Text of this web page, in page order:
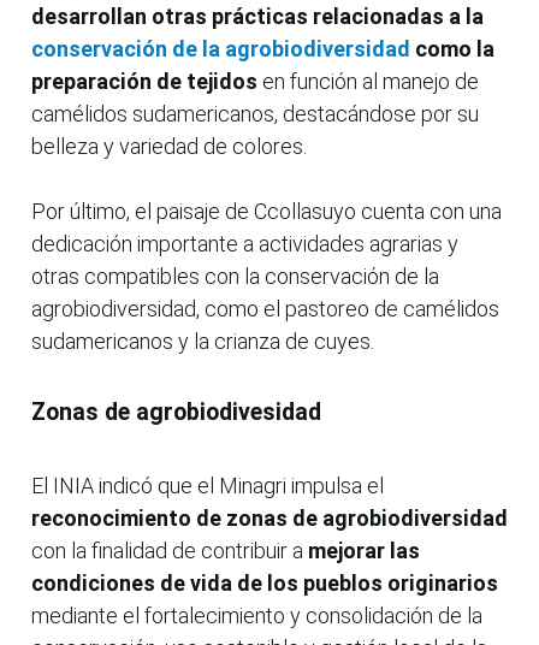
desarrollan otras prácticas relacionadas a la
conservación de la agrobiodiversidad como la
preparación de tejidos en función al manejo de
camélidos sudamericanos, destacándose por su
belleza y variedad de colores.
Por último, el paisaje de Ccollasuyo cuenta con una
dedicación importante a actividades agrarias y
otras compatibles con la conservación de la
agrobiodiversidad, como el pastoreo de camélidos
sudamericanos y la crianza de cuyes.
Zonas de agrobiodivesidad
El INIA indicó que el Minagri impulsa el
reconocimiento de zonas de agrobiodiversidad
con la finalidad de contribuir a mejorar las
condiciones de vida de los pueblos originarios
mediante el fortalecimiento y consolidación de la